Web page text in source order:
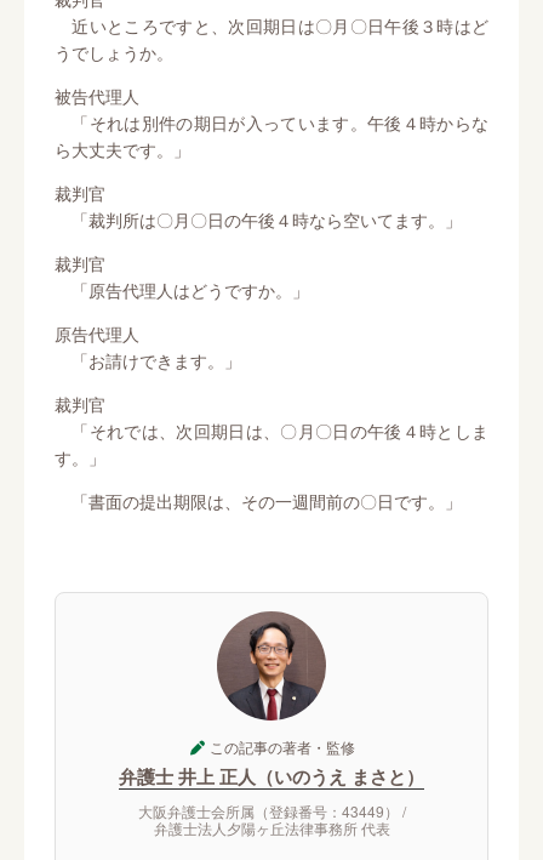
近いところですと、次回期日は〇月〇日午後３時はど
うでしょうか。
被告代理人
「それは別件の期日が入っています。午後４時からな
ら大丈夫です。」
裁判官
「裁判所は〇月〇日の午後４時なら空いてます。」
裁判官
「原告代理人はどうですか。」
原告代理人
「お請けできます。」
裁判官
「それでは、次回期日は、〇月〇日の午後４時としま
す。」
「書面の提出期限は、その一週間前の〇日です。」
この記事の著者・監修
弁護士 井上 正人（いのうえ まさと）
大阪弁護士会所属（登録番号：43449） /
弁護士法人夕陽ヶ丘法律事務所 代表